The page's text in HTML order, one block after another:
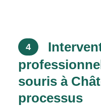
4
souris à
processus